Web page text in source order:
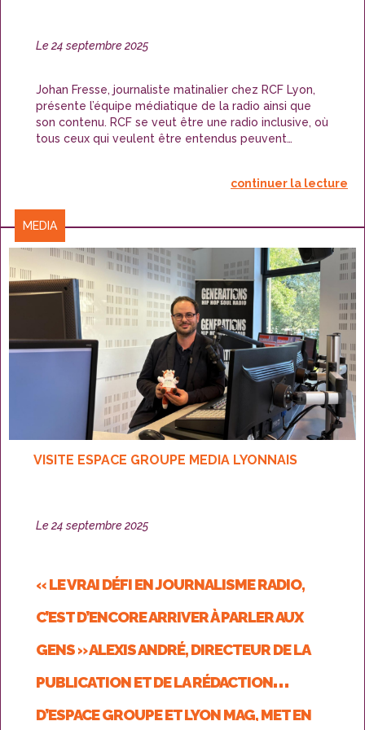
Publié
Le24 septembre 2025
Johan Fresse, journaliste matinalier chez RCF Lyon,
présente l’équipe médiatique de la radio ainsi que
son contenu. RCF se veut être une radio inclusive, où
tous ceux qui veulent être entendus peuvent
continuer la lecture
CATÉGORIES
MEDIA
VISITE ESPACE GROUPE MEDIA LYONNAIS
Publié
Le24 septembre 2025
« LE VRAI DÉFI EN JOURNALISME RADIO,
C’EST D’ENCORE ARRIVER À PARLER AUX
GENS » ALEXIS ANDRÉ, DIRECTEUR DE LA
PUBLICATION ET DE LA RÉDACTION
D’ESPACE GROUPE ET LYON MAG, MET EN